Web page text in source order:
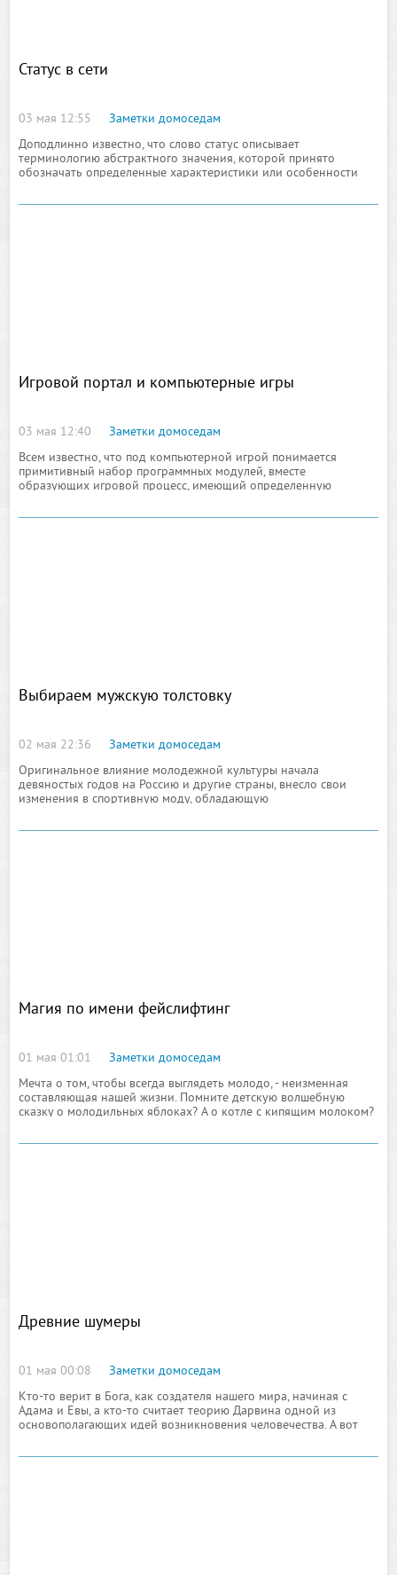
Статус в сети
03 мая 12:55
Заметки домоседам
Доподлинно известно, что слово статус описывает
терминологию абстрактного значения, которой принято
обозначать определенные характеристики или особенности
Игровой портал и компьютерные игры
03 мая 12:40
Заметки домоседам
Всем известно, что под компьютерной игрой понимается
примитивный набор программных модулей, вместе
образующих игровой процесс, имеющий определенную
Выбираем мужскую толстовку
02 мая 22:36
Заметки домоседам
Оригинальное влияние молодежной культуры начала
девяностых годов на Россию и другие страны, внесло свои
изменения в спортивную моду, обладающую
изменены
Магия по имени фейслифтинг
01 мая 01:01
Заметки домоседам
Мечта о том, чтобы всегда выглядеть молодо, - неизменная
составляющая нашей жизни. Помните детскую волшебную
сказку о молодильных яблоках? А о котле с кипящим молоком?
Древние шумеры
01 мая 00:08
Заметки домоседам
Кто-то верит в Бога, как создателя нашего мира, начиная с
Адама и Евы, а кто-то считает теорию Дарвина одной из
основополагающих идей возникновения человечества. А вот